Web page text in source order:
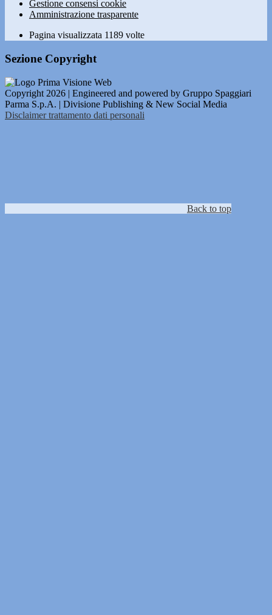
Gestione consensi cookie
Amministrazione trasparente
Pagina visualizzata 1189 volte
Sezione Copyright
Copyright 2026 | Engineered and powered by Gruppo Spaggiari
Parma S.p.A. | Divisione Publishing & New Social Media
Disclaimer trattamento dati personali
Back to top